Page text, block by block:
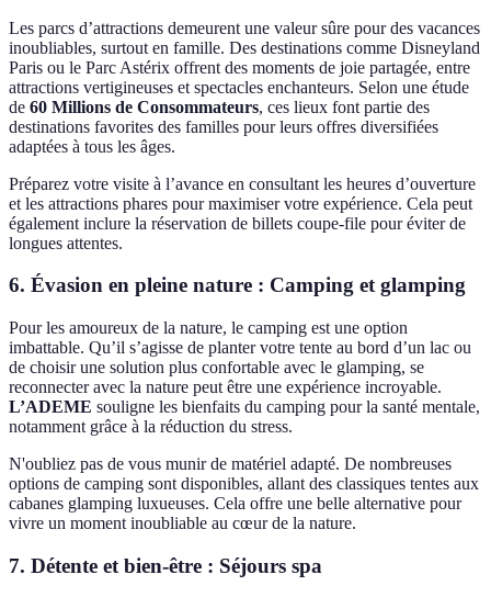
Les parcs d’attractions demeurent une valeur sûre pour des vacances
inoubliables, surtout en famille. Des destinations comme Disneyland
Paris ou le Parc Astérix offrent des moments de joie partagée, entre
attractions vertigineuses et spectacles enchanteurs. Selon une étude
de 60 Millions de Consommateurs, ces lieux font partie des
destinations favorites des familles pour leurs offres diversifiées
adaptées à tous les âges.
Préparez votre visite à l’avance en consultant les heures d’ouverture
et les attractions phares pour maximiser votre expérience. Cela peut
également inclure la réservation de billets coupe-file pour éviter de
longues attentes.
6. Évasion en pleine nature : Camping et glamping
Pour les amoureux de la nature, le camping est une option
imbattable. Qu’il s’agisse de planter votre tente au bord d’un lac ou
de choisir une solution plus confortable avec le glamping, se
reconnecter avec la nature peut être une expérience incroyable.
L’ADEME souligne les bienfaits du camping pour la santé mentale,
notamment grâce à la réduction du stress.
N'oubliez pas de vous munir de matériel adapté. De nombreuses
options de camping sont disponibles, allant des classiques tentes aux
cabanes glamping luxueuses. Cela offre une belle alternative pour
vivre un moment inoubliable au cœur de la nature.
7. Détente et bien-être : Séjours spa